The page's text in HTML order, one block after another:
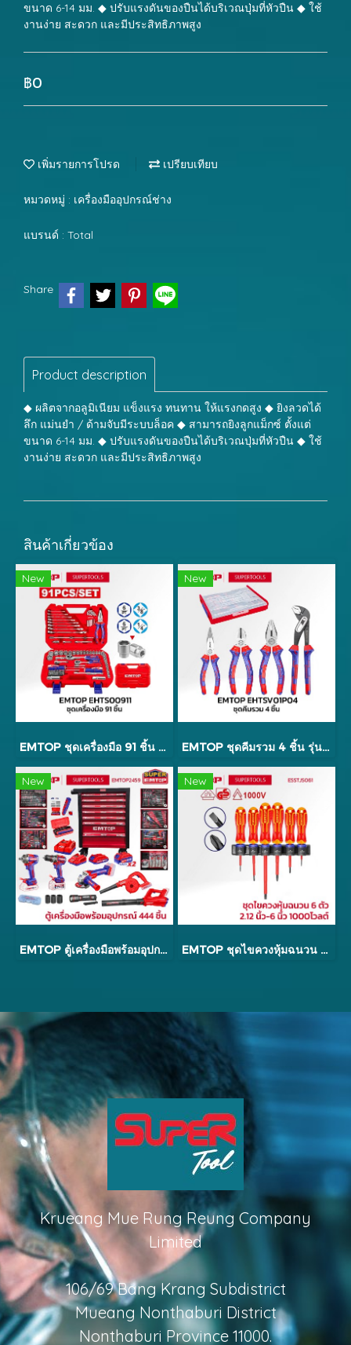
ขนาด 6-14 มม. ◆ ปรับแรงดันของปืนได้บริเวณปุ่มที่หัวปืน ◆ ใช้
งานง่าย สะดวก และมีประสิทธิภาพสูง
฿0
เพิ่มรายการโปรด เปรียบเทียบ
หมวดหมู่ : เครื่องมืออุปกรณ์ช่าง
แบรนด์ : Total
Share
Product description
◆ ผลิตจากอลูมิเนียม แข็งแรง ทนทาน ให้แรงกดสูง ◆ ยิงลวดได้
ลึก แม่นยำ / ด้ามจับมีระบบล็อค ◆ สามารถยิงลูกแม็กซ์ ตั้งแต่
ขนาด 6-14 มม. ◆ ปรับแรงดันของปืนได้บริเวณปุ่มที่หัวปืน ◆ ใช้
งานง่าย สะดวก และมีประสิทธิภาพสูง
สินค้าเกี่ยวข้อง
New
EMTOP ชุดเครื่องมือ 91 ชิ้น รุ่น EHTS00911
New
EMTOP ชุดคีมรวม 4 ชิ้น รุ่น EHTSV01P04
New
EMTOP ตู้เครื่องมือพร้อมอุปกรณ์ 444 ชิ้น รุ่น EMTOP2459
New
EMTOP ชุดไขควงหุ้มฉนวน 6 ตัว 2.12 นิ้ว - 6 นิ้ว 1000 โวลต์ รุ่น ESSTJS061
Krueang Mue Rung Reung Company
Limited
106/69 Bang Krang Subdistrict
Mueang Nonthaburi District
Nonthaburi Province 11000.